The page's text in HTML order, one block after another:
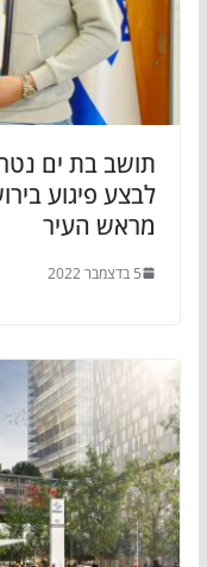
תושב בת ים
לבצע פיגוע
מראש העיר
5 בדצמבר 2022